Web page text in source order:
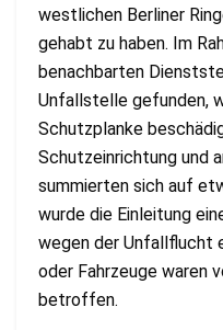
westlichen Berliner
gehabt zu haben. Im
benachbarten
Unfallstelle gefunden,
Schutzplanke
Schutzeinrichtung und
summierten sich auf
wurde die Einleitung
wegen der Unfallflucht
oder Fahrzeuge waren
betroffen.